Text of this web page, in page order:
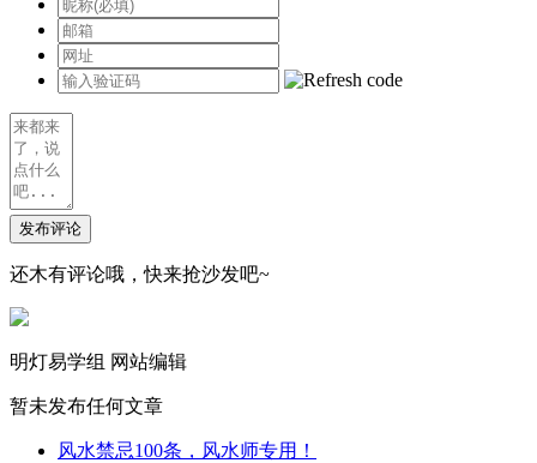
发布评论
还木有评论哦，快来抢沙发吧~
明灯易学组 网站编辑
暂未发布任何文章
风水禁忌100条，风水师专用！